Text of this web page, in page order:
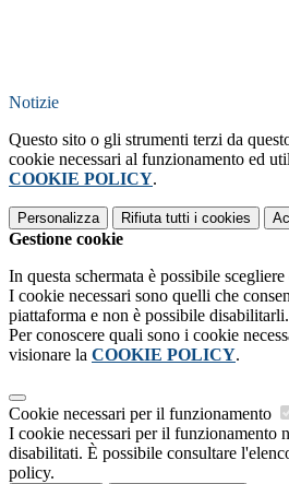
Notizie
Questo sito o gli strumenti terzi da
cookie necessari al funzionamento ed
COOKIE POLICY.
Personalizza Rifiuta tutti i cookies
Gestione cookie
In questa schermata è possibile
I cookie necessari sono quelli che
piattaforma e non è possibile disabilitarli.
Per conoscere quali sono i cookie
visionare la COOKIE POLICY.
Cookie necessari per il funzionamento
I cookie necessari per il funzionamento
disabilitati. È possibile consultare
policy.